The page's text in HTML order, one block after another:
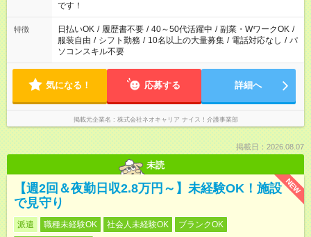
です！
特徴 日払いOK / 履歴書不要 / 40～50代活躍中 / 副業・WワークOK /
服装自由 / シフト勤務 / 10名以上の大量募集 / 電話対応なし / パ
ソコンスキル不要
気になる！ 応募する 詳細へ
掲載元企業名 株式会社ネオキャリア ナイス！介護事業部
掲載日：2026.08.07
未読
NEW
【週2回＆夜勤日収2.8万円～】未経験OK！施設
で見守り
派遣 職種未経験OK 社会人未経験OK
ブランクOK